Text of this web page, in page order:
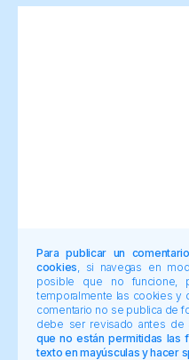
Para publicar un
cookies , si navegas en
posible que no funcione,
temporalmente las cookies y
comentario no se publica de
debe ser revisado antes de
que no están permitidas las
texto en mayúsculas y hacer